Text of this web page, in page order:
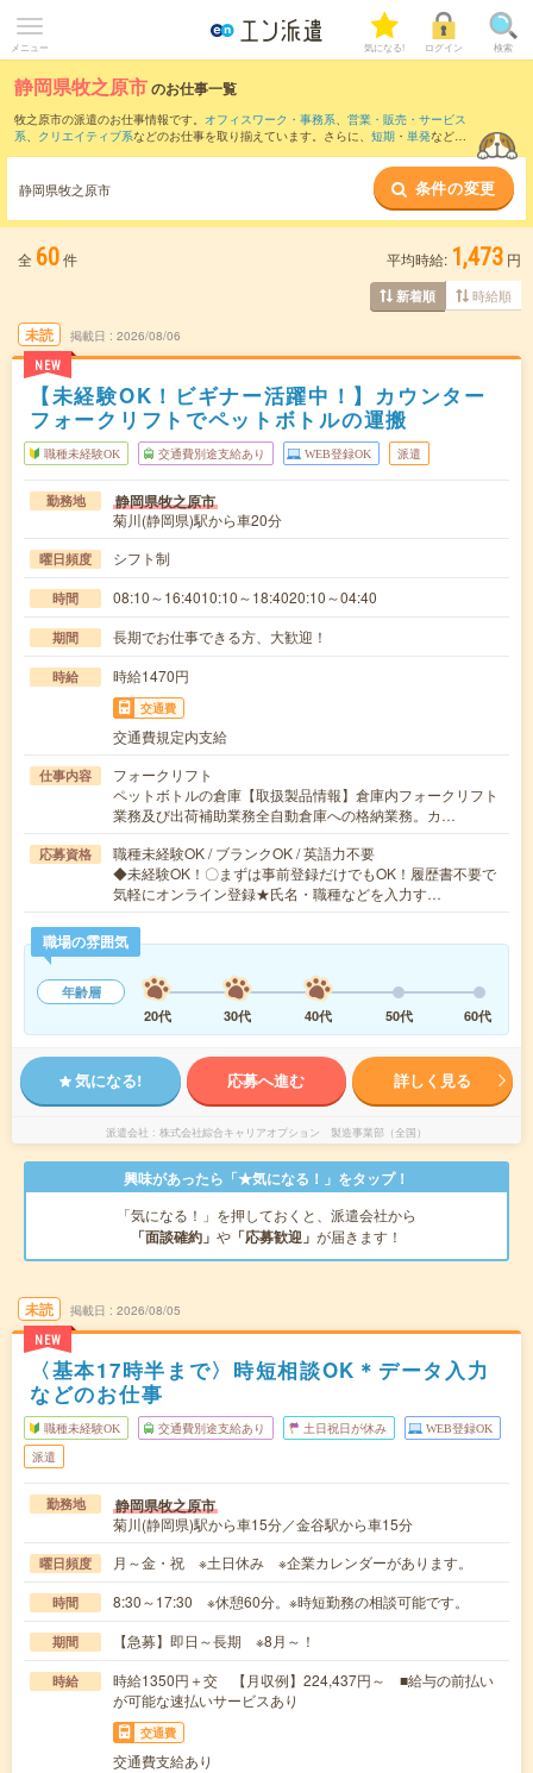
メニュー 気になる! ログイン 検索
静岡県牧之原市のお仕事一覧
牧之原市の派遣のお仕事情報です。 オフィスワーク・事務系、 営業・販売・サービス
系、 クリエイティブ系などのお仕事を取り揃えています。さらに、 短期 ・ 単発などの
また、焼津市 ・島田市
など隣接エリアのお仕事もご確認
いただけます。
静岡県牧之原市 条件の変更
全 60件 平均時給: 1,473 円
新着順 時給順
未読
NEW
掲載日 2026/08/06
【未経験OK！ビギナー活躍中！】カウンター
フォークリフトでペットボトルの運搬
職種未経験OK 交通費別途支給あり WEB登録OK 派遣
勤務地 静岡県牧之原市
菊川(静岡県)駅から車20分
曜日頻度 シフト制
時間 08:10～16:4010:10～18:4020:10～04:40
期間 長期でお仕事できる方、大歓迎！
時給 時給1470円
交通費
交通費規定内支給
仕事内容
フォークリフト
ペットボトルの倉庫【取扱製品情報】倉庫内フォークリフト
業務及び出荷補助業務全自動倉庫への格納業務。カ…
応募資格
職種未経験OK / ブランクOK / 英語力不要
◆未経験OK！〇まずは事前登録だけでもOK！履歴書不要で
気軽にオンライン登録★氏名・職種などを入力す…
職場の雰囲気
年齢層
20代
30代 40代 50代 60代
気になる! 応募へ進む 詳しく見る
派遣会社 株式会社綜合キャリアオプション 製造事業部（全国）
興味があったら「★気になる！」をタップ！
「気になる！」を押しておくと、派遣会社から
「面談確約」 や 「応募歓迎」 が届きます！
未読
NEW
掲載日 2026/08/05
〈基本17時半まで〉時短相談OK＊データ入力
などのお仕事
職種未経験OK 交通費別途支給あり 土日祝日が休み WEB登録OK
派遣
勤務地 静岡県牧之原市
菊川(静岡県)駅から車15分／金谷駅から車15分
曜日頻度 月～金・祝 ※土日休み ※企業カレンダーがあります。
時間 8:30～17:30 ※休憩60分。※時短勤務の相談可能です。
期間 【急募】即日～長期 ※8月～！
時給
時給1350円＋交 【月収例】224,437円～ ■給与の前払い
が可能な速払いサービスあり
交通費
交通費支給あり